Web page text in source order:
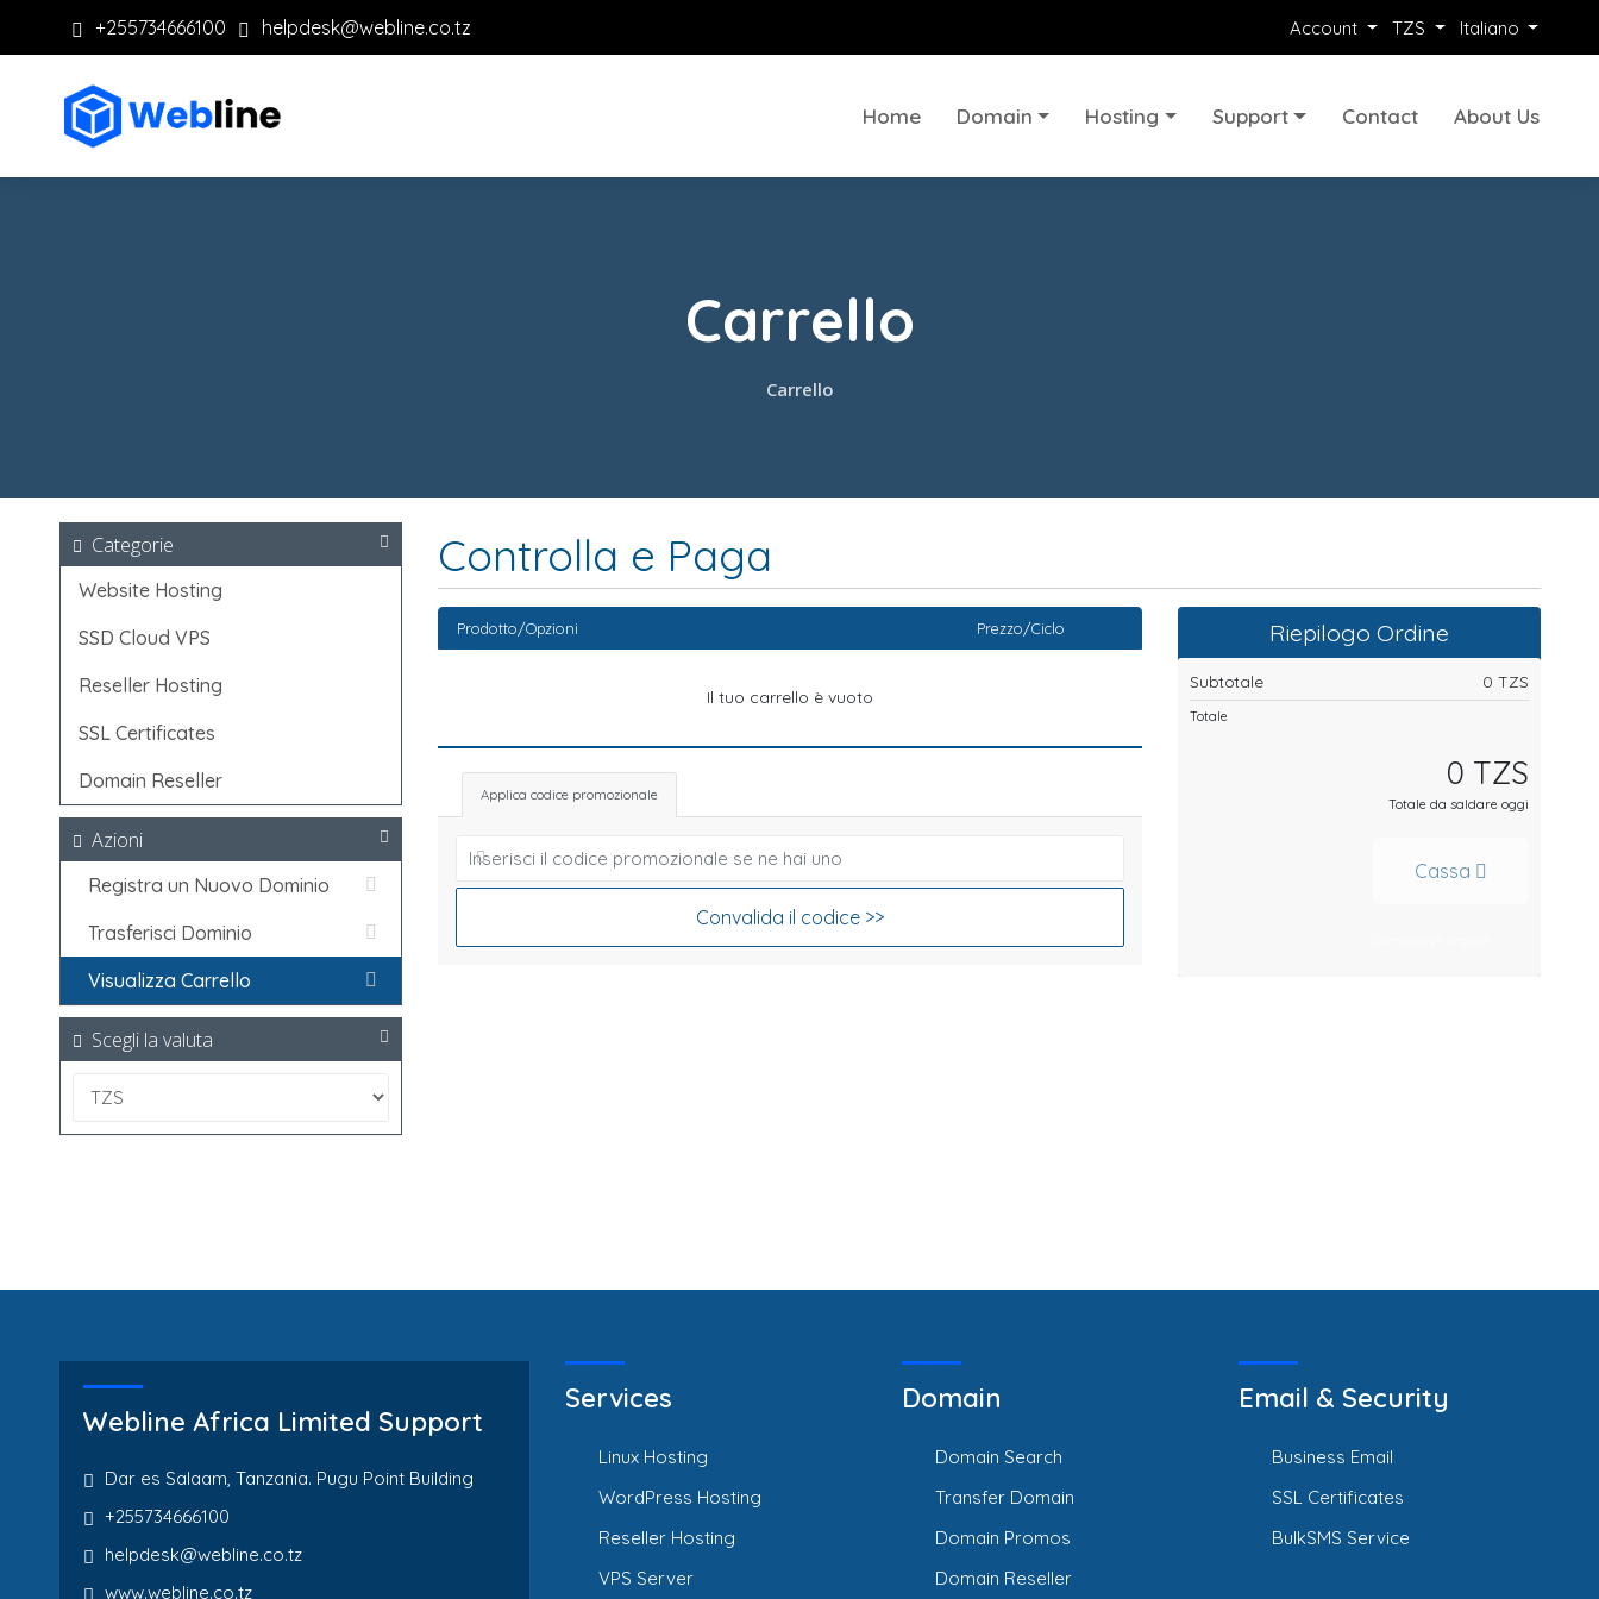
+255734666100 helpdesk@webline.co.tz Account TZS Italiano
Home Domain Hosting Support Contact About Us
Carrello
Carrello
Categorie
Website Hosting
SSD Cloud VPS
Reseller Hosting
SSL Certificates
Domain Reseller
Azioni
Registra un Nuovo Dominio
Trasferisci Dominio
Visualizza Carrello
Scegli la valuta
Controlla e Paga
Prodotto/Opzioni Prezzo/Ciclo
Il tuo carrello è vuoto
Applica codice promozionale
Convalida il codice >>
Riepilogo Ordine
Subtotale 0 TZS
Totale
0 TZS
Totale da saldare oggi
Cassa
Webline Africa Limited Support
Dar es Salaam, Tanzania. Pugu Point Building
+255734666100
helpdesk@webline.co.tz
www.webline.co.tz
Services
Linux Hosting
WordPress Hosting
Reseller Hosting
VPS Server
Domain
Domain Search
Transfer Domain
Domain Promos
Domain Reseller
Email & Security
Business Email
SSL Certificates
BulkSMS Service